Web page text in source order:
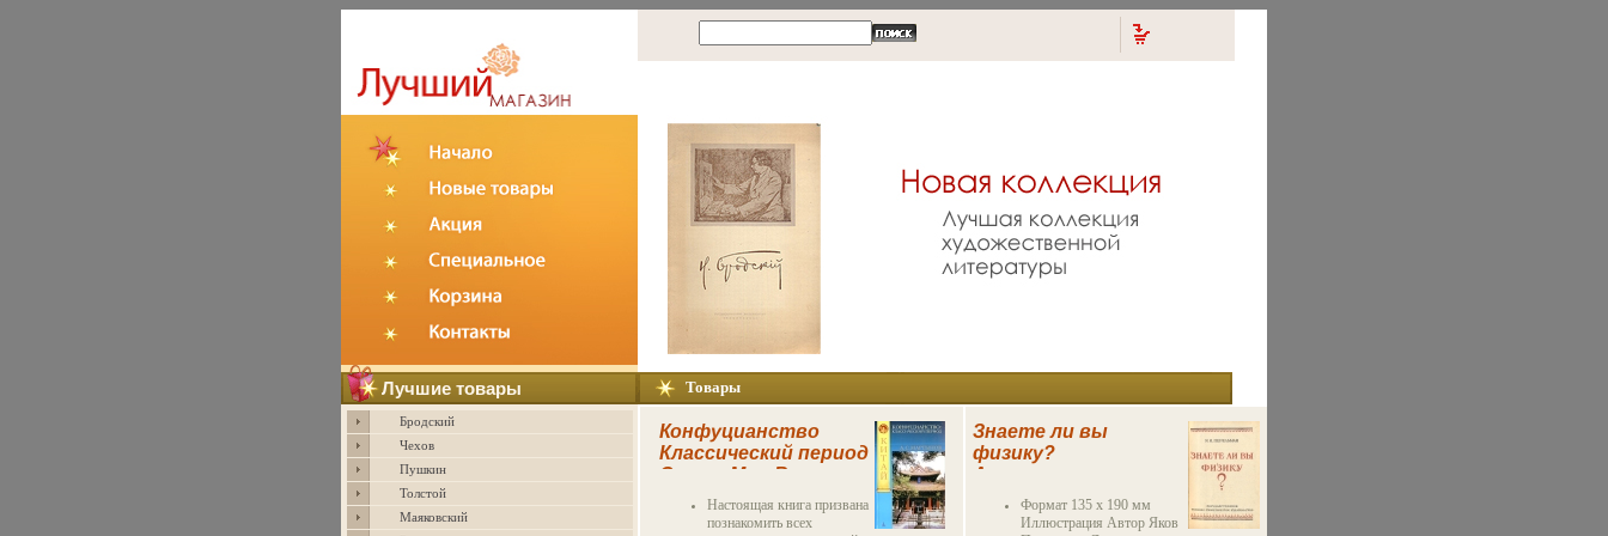
Лучшие товары
Бродский
Чехов
Пушкин
Толстой
Маяковский
Товары
Конфуцианство
Классический период
Серия: Мир Востока
инфо 5750k.
Настоящая книга призвана
познакомить всех
Знаете ли вы
физику?
Антикварное
издание
Сохранность:
Формат 135 х 190 мм
Иллюстрация Автор Яков